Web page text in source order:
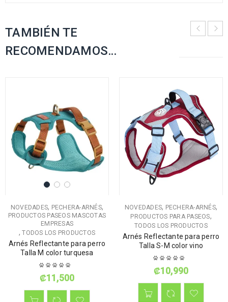
TAMBIÉN TE
RECOMENDAMOS…
NOVEDADES, PECHERA-ARNÉS,
PRODUCTOS PASEOS MASCOTAS
EMPRESAS
,TODOS LOS PRODUCTOS
Arnés Reflectante para perro
Talla M color turquesa
₡11,500
NOVEDADES, PECHERA-ARNÉS,
PRODUCTOS PARA PASEOS,
TODOS LOS PRODUCTOS
Arnés Reflectante para perro
Talla S-M color vino
₡10,990